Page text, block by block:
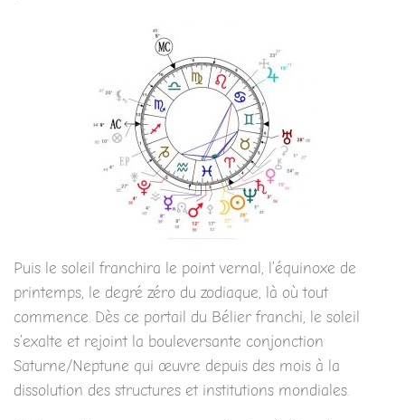
Puis le soleil franchira le point vernal, l’équinoxe de
printemps, le degré zéro du zodiaque, là où tout
commence. Dès ce portail du Bélier franchi, le soleil
s’exalte et rejoint la bouleversante conjonction
Saturne/Neptune qui œuvre depuis des mois à la
dissolution des structures et institutions mondiales.